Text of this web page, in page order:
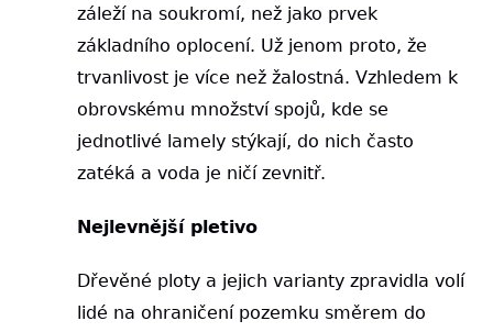
záleží na soukromí, než jako prvek
základního oplocení. Už jenom proto, že
trvanlivost je více než žalostná. Vzhledem k
obrovskému množství spojů, kde se
jednotlivé lamely stýkají, do nich často
zatéká a voda je ničí zevnitř.
Nejlevnější pletivo
Dřevěné ploty a jejich varianty zpravidla volí
lidé na ohraničení pozemku směrem do